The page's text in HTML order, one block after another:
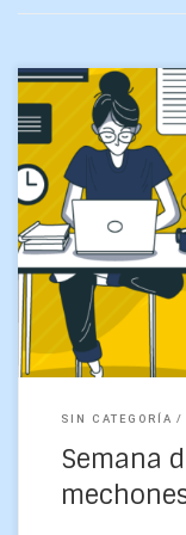
SIN CATEGORÍA
Semana